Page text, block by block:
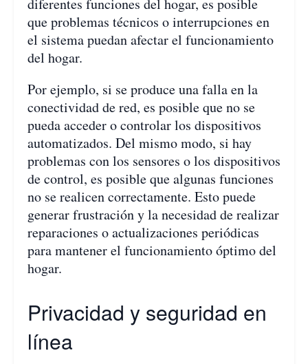
que problemas técnicos o interrupciones en
el sistema puedan afectar el funcionamiento
del hogar.
Por ejemplo, si se produce una falla en la
conectividad de red, es posible que no se
pueda acceder o controlar los dispositivos
automatizados. Del mismo modo, si hay
problemas con los sensores o los dispositivos
de control, es posible que algunas funciones
no se realicen correctamente. Esto puede
generar frustración y la necesidad de realizar
reparaciones o actualizaciones periódicas
para mantener el funcionamiento óptimo del
hogar.
Privacidad y seguridad en
línea